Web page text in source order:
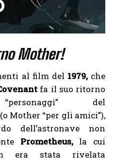
Mother!
al film del 1979, che
fa il suo ritorno
del
(o Mother “per gli amici”),
dell’astronave non
Prometheus, la cui
era stata rivelata